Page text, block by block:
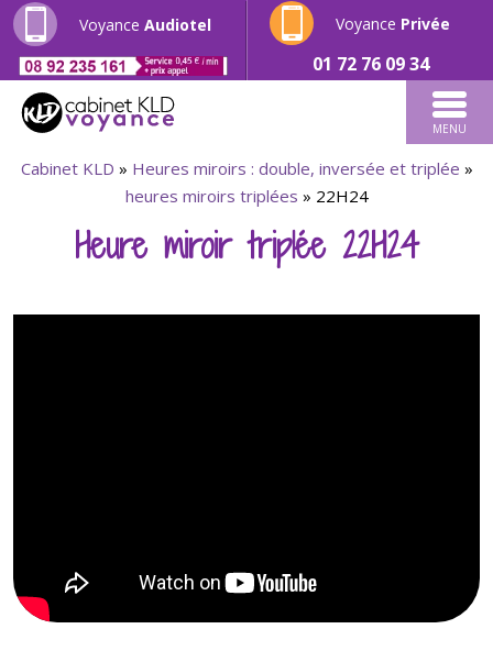
Voyance Audiotel Voyance Privée
01 72 76 09 34
MENU
Cabinet KLD » Heures miroirs : double, inversée et triplée »
heures miroirs triplées » 22H24
Heure miroir triplée 22H24